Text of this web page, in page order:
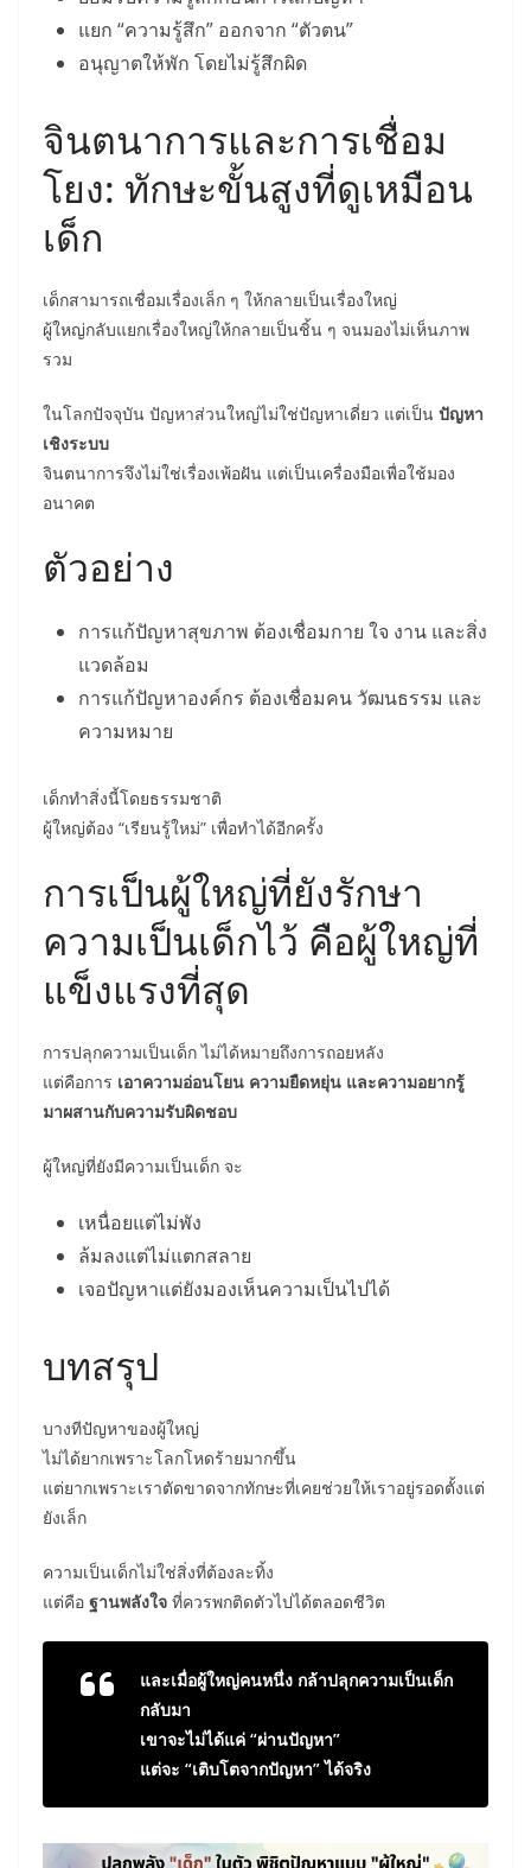
แยก “ความรู้สึก” ออกจาก “ตัวตน”
อนุญาตให้พัก โดยไม่รู้สึกผิด
จินตนาการและการเชื่อม
โยง: ทักษะขั้นสูงที่ดูเหมือน
เด็ก
เด็กสามารถเชื่อมเรื่องเล็ก ๆ ให้กลายเป็นเรื่องใหญ่
ผู้ใหญ่กลับแยกเรื่องใหญ่ให้กลายเป็นชิ้น ๆ จนมองไม่เห็นภาพ
รวม
ในโลกปัจจุบัน ปัญหาส่วนใหญ่ไม่ใช่ปัญหาเดี่ยว แต่เป็น ปัญหา
เชิงระบบ
จินตนาการจึงไม่ใช่เรื่องเพ้อฝัน แต่เป็นเครื่องมือเพื่อใช้มอง
อนาคต
ตัวอย่าง
การแก้ปัญหาสุขภาพ ต้องเชื่อมกาย ใจ งาน และสิ่ง
แวดล้อม
การแก้ปัญหาองค์กร ต้องเชื่อมคน วัฒนธรรม และ
ความหมาย
เด็กทำสิ่งนี้โดยธรรมชาติ
ผู้ใหญ่ต้อง “เรียนรู้ใหม่” เพื่อทำได้อีกครั้ง
การเป็นผู้ใหญ่ที่ยังรักษา
ความเป็นเด็กไว้ คือผู้ใหญ่ที่
แข็งแรงที่สุด
การปลุกความเป็นเด็ก ไม่ได้หมายถึงการถอยหลัง
แต่คือการ เอาความอ่อนโยน ความยืดหยุ่น และความอยากรู้
มาผสานกับความรับผิดชอบ
ผู้ใหญ่ที่ยังมีความเป็นเด็ก จะ
เหนื่อยแต่ไม่พัง
ล้มลงแต่ไม่แตกสลาย
เจอปัญหาแต่ยังมองเห็นความเป็นไปได้
บทสรุป
บางทีปัญหาของผู้ใหญ่
ไม่ได้ยากเพราะโลกโหดร้ายมากขึ้น
แต่ยากเพราะเราตัดขาดจากทักษะที่เคยช่วยให้เราอยู่รอดตั้งแต่
ยังเล็ก
ความเป็นเด็กไม่ใช่สิ่งที่ต้องละทิ้ง
แต่คือ ฐานพลังใจ ที่ควรพกติดตัวไปได้ตลอดชีวิต
และเมื่อผู้ใหญ่คนหนึ่ง กล้าปลุกความเป็นเด็ก
กลับมา
เขาจะไม่ได้แค่ “ผ่านปัญหา”
แต่จะ “เติบโตจากปัญหา” ได้จริง